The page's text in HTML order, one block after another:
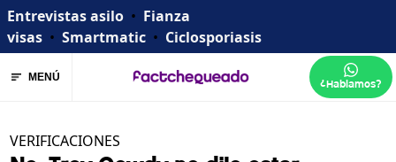
Entrevistas asilo • Fianza
visas • Smartmatic • Ciclosporiasis
MENÚ ¿Hablamos?
VERIFICACIONES